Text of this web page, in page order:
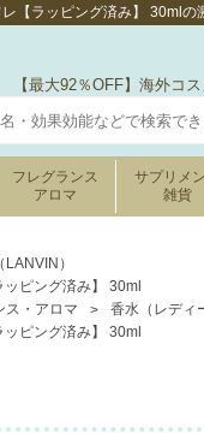
【ラッピング済み】 30mlの
【最大92％OFF】海外コ
フレグランス
アロマ
サプリメ
雑貨
）
ピング済み】 30ml
ス・アロマ 香水（レディ
ピング済み】 30ml